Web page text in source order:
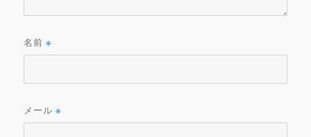
名前※
メール※